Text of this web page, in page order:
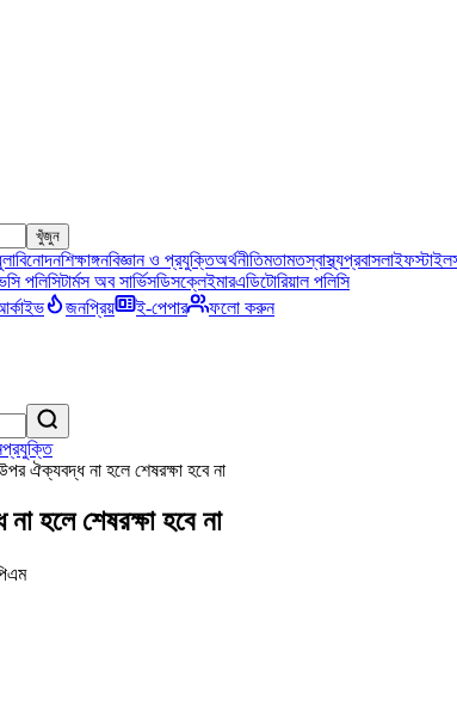
খুঁজুন
বিনোদনশিক্ষাঙ্গনবিজ্ঞান ও প্রযুক্তিঅর্থনীতিমতামতস্বাস্থ্যপ্রবাসলাইফস্টাইল
পলিসিটার্মস অব সার্ভিসডিসক্লেইমারএডিটোরিয়াল পলিসি
জনপ্রিয় ই-পেপার ফলো করুন
প্রযুক্তি
ঐক্যবদ্ধ না হলে শেষরক্ষা হবে না
হলে শেষরক্ষা হবে না